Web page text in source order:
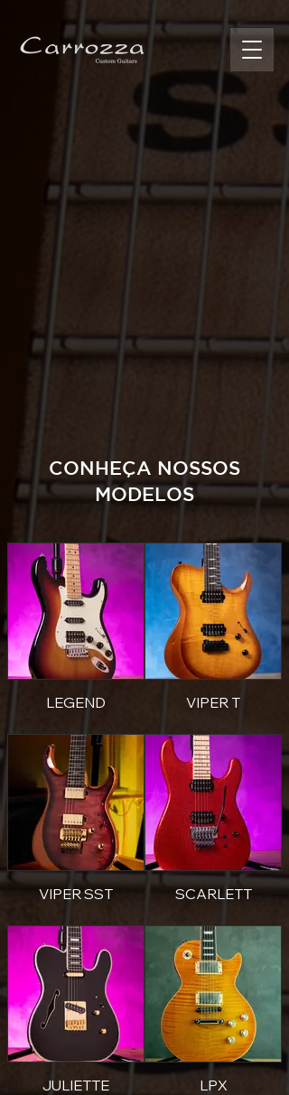
CONHEÇA NOSSOS
MODELOS
LEGEND VIPER T
VIPER SST SCARLETT
JULIETTE LPX